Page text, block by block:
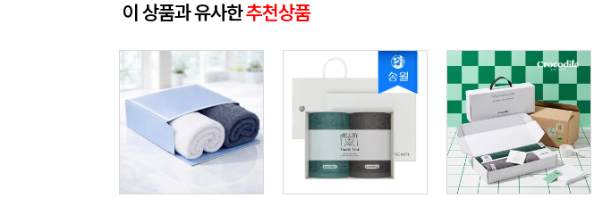
이 상품과 유사한추천상품